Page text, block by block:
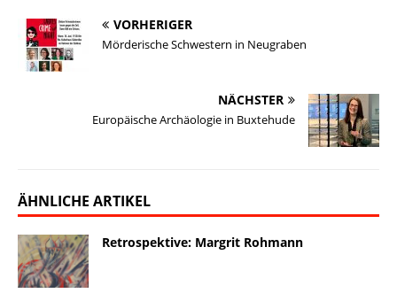
k
n
k
n
VORHERIGER
Mörderische Schwestern in Neugraben
NÄCHSTER
Europäische Archäologie in Buxtehude
ÄHNLICHE ARTIKEL
Retrospektive: Margrit Rohmann